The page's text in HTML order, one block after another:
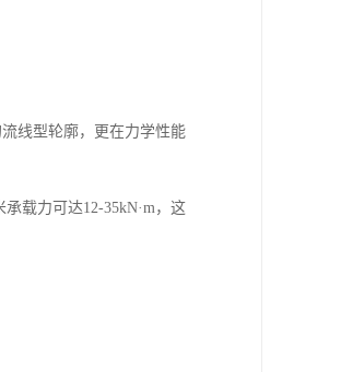
线型轮廓，更在力学性能
载力可达12-35kN·m，这